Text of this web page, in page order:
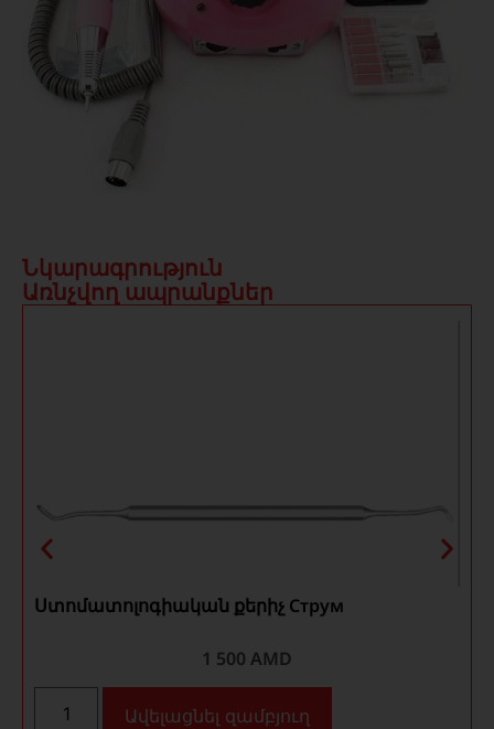
Նկարագրություն
Առնչվող ապրանքներ
Ստոմատոլոգիական քերիչ Струм
1 500 AMD
Ավելացնել զամբյուղ